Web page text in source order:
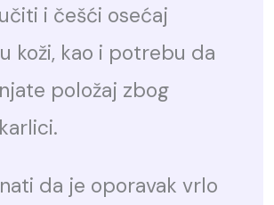
i češći osećaj
koži, kao i potrebu da
položaj zbog
da je oporavak vrlo